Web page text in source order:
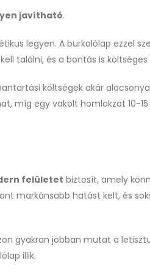
javítható.
legyen. A burkolólap ezzel
találni, és a bontás is költséges
költségek akár
míg egy vakolt homlokzat 10-15
felületet biztosít, amely
markánsabb hatást kelt, és
gyakran jobban mutat a
illik.